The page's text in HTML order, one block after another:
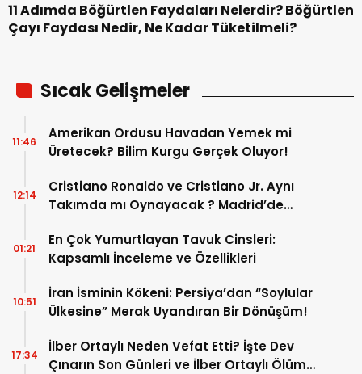
11 Adımda Böğürtlen Faydaları Nelerdir? Böğürtlen
Çayı Faydası Nedir, Ne Kadar Tüketilmeli?
Sıcak Gelişmeler
Amerikan Ordusu Havadan Yemek mi
Üretecek? Bilim Kurgu Gerçek Oluyor!
11:46
Cristiano Ronaldo ve Cristiano Jr. Aynı
Takımda mı Oynayacak ? Madrid’de
12:14
En Çok Yumurtlayan Tavuk Cinsleri:
Kapsamlı İnceleme ve Özellikleri
01:21
İran İsminin Kökeni: Persiya’dan “Soylular
Ülkesine” Merak Uyandıran Bir Dönüşüm!
10:51
İlber Ortaylı Neden Vefat Etti? İşte Dev
Çınarın Son Günleri ve İlber Ortaylı Ölüm
17:34